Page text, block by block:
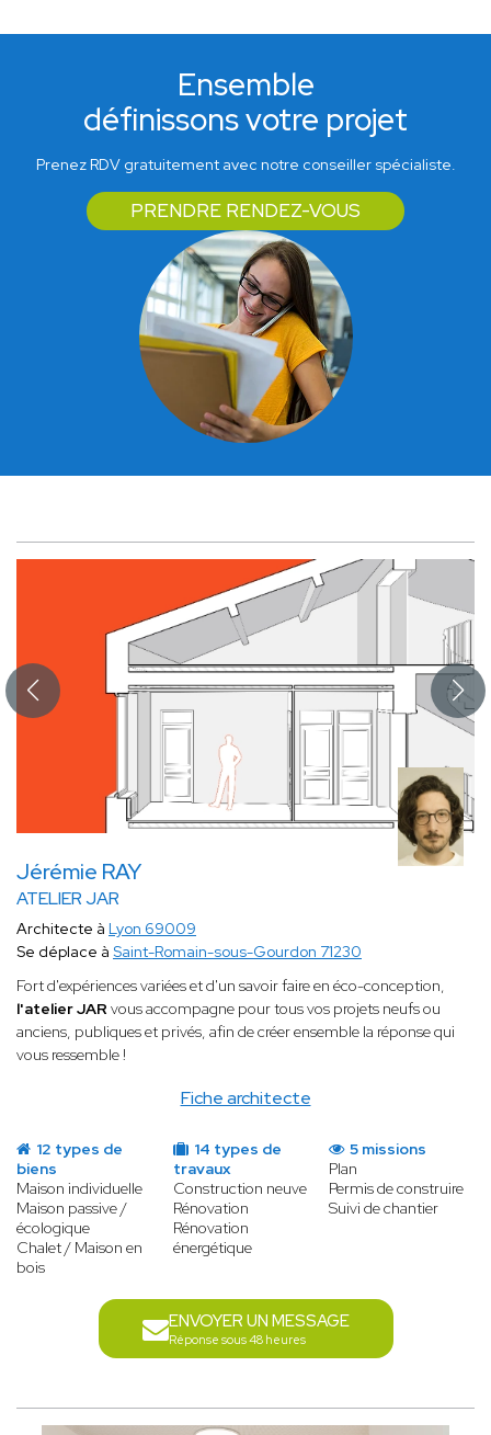
Ensemble
définissons votre projet
Prenez RDV gratuitement avec notre conseiller spécialiste.
PRENDRE RENDEZ-VOUS
Jérémie RAY
ATELIER JAR
Fiche architecte
Architecte à Lyon 69009
Se déplace à Saint-Romain-sous-Gourdon 71230
Fort d'expériences variées et d'un savoir faire en éco-conception,
l'atelier JAR vous accompagne pour tous vos projets neufs ou
anciens, publiques et privés, afin de créer ensemble la réponse qui
vous ressemble !
12 types de
biens
Maison individuelle
Maison passive /
écologique
Chalet / Maison en
bois
14 types de
travaux
Construction neuve
Rénovation
Rénovation
énergétique
5 missions
Plan
Permis de construire
Suivi de chantier
ENVOYER UN MESSAGE
Réponse sous 48 heures